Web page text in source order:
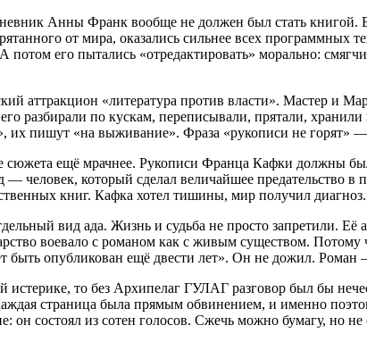
Анны Франк вообще не должен был стать книгой.
от мира, оказались сильнее всех
потом его пытались «отредактировать» морально:
аттракцион «литература против власти». Мастер и
разбирали по кускам, переписывали, прятали,
их пишут «на выживание». Фраза «рукописи не горят»
сюжета ещё мрачнее. Рукописи Франца Кафки должны
— человек, который сделал величайшее предательство
книг. Кафка хотел тишины, мир получил
вид ада. Жизнь и судьба не просто запретили.
воевало с романом как с живым существом.
быть опубликован ещё двести лет». Он не дожил.
истерике, то без Архипелаг ГУЛАГ разговор был бы
страница была прямым обвинением, и именно
он состоял из сотен голосов. Сжечь можно бумагу, но не